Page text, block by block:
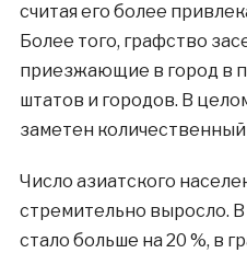
считая его более
Более того, графство
приезжающие в город в
штатов и городов. В
заметен
Число азиатского
стремительно выросло.
стало больше на 20 %, в